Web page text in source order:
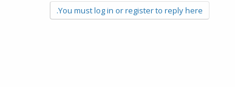
You must log in or register to reply here.